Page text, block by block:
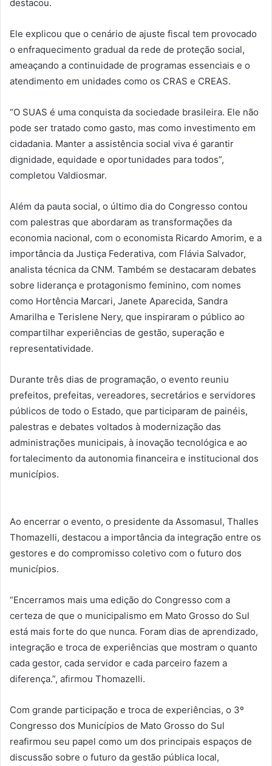
destacou.
Ele explicou que o cenário de ajuste fiscal tem provocado
o enfraquecimento gradual da rede de proteção social,
ameaçando a continuidade de programas essenciais e o
atendimento em unidades como os CRAS e CREAS.
“O SUAS é uma conquista da sociedade brasileira. Ele não
pode ser tratado como gasto, mas como investimento em
cidadania. Manter a assistência social viva é garantir
dignidade, equidade e oportunidades para todos”,
completou Valdiosmar.
Além da pauta social, o último dia do Congresso contou
com palestras que abordaram as transformações da
economia nacional, com o economista Ricardo Amorim, e a
importância da Justiça Federativa, com Flávia Salvador,
analista técnica da CNM. Também se destacaram debates
sobre liderança e protagonismo feminino, com nomes
como Hortência Marcari, Janete Aparecida, Sandra
Amarilha e Terislene Nery, que inspiraram o público ao
compartilhar experiências de gestão, superação e
representatividade.
Durante três dias de programação, o evento reuniu
prefeitos, prefeitas, vereadores, secretários e servidores
públicos de todo o Estado, que participaram de painéis,
palestras e debates voltados à modernização das
administrações municipais, à inovação tecnológica e ao
fortalecimento da autonomia financeira e institucional dos
municípios.
Ao encerrar o evento, o presidente da Assomasul, Thalles
Thomazelli, destacou a importância da integração entre os
gestores e do compromisso coletivo com o futuro dos
municípios.
“Encerramos mais uma edição do Congresso com a
certeza de que o municipalismo em Mato Grosso do Sul
está mais forte do que nunca. Foram dias de aprendizado,
integração e troca de experiências que mostram o quanto
cada gestor, cada servidor e cada parceiro fazem a
diferença.”, afirmou Thomazelli.
Com grande participação e troca de experiências, o 3º
Congresso dos Municípios de Mato Grosso do Sul
reafirmou seu papel como um dos principais espaços de
discussão sobre o futuro da gestão pública local,